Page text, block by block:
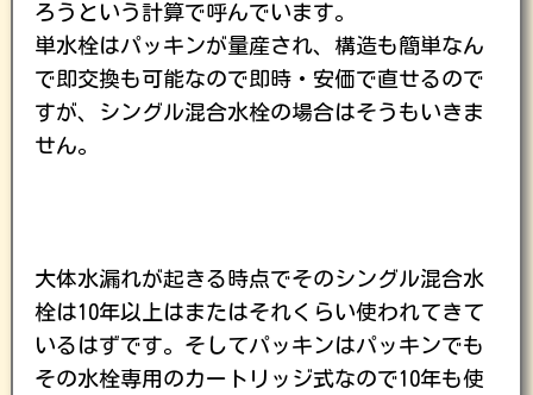
ろうという計算で呼んでいます。
単水栓はパッキンが量産され、構造も簡単なん
で即交換も可能なので即時・安価で直せるので
すが、シングル混合水栓の場合はそうもいきま
せん。
大体水漏れが起きる時点でそのシングル混合水
栓は10年以上はまたはそれくらい使われてきて
いるはずです。そしてパッキンはパッキンでも
その水栓専用のカートリッジ式なので10年も使